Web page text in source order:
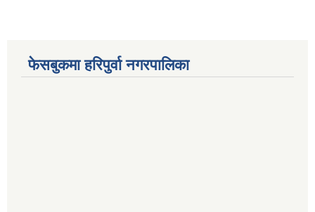
फेसबुकमा हरिपुर्वा नगरपालिका